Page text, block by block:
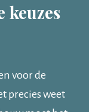
keuzes
voor de
precies weet